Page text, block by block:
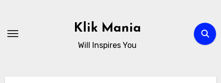
content
Klik Mania
Will Inspires You